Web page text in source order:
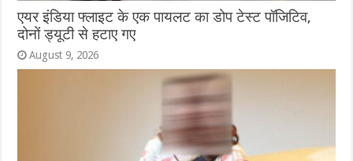
एयर इंडिया फ्लाइट के एक पायलट का डोप टेस्ट पॉजिटिव,
दोनों ड्यूटी से हटाए गए
August 9, 2026